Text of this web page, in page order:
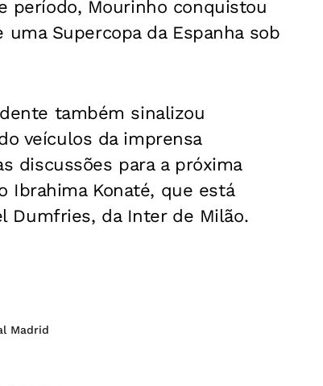
período, Mourinho conquistou
Supercopa da Espanha sob
também sinalizou
veículos da imprensa
discussões para a próxima
Ibrahima Konaté, que está
Dumfries, da Inter de Milão.
Madrid